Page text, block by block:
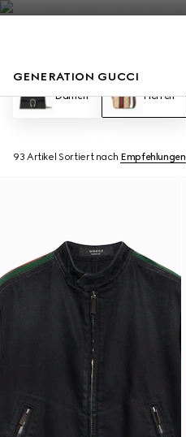
GENERATION GUCCI
Damen Herren
93 Artikel Sortiert nach Empfehlungen